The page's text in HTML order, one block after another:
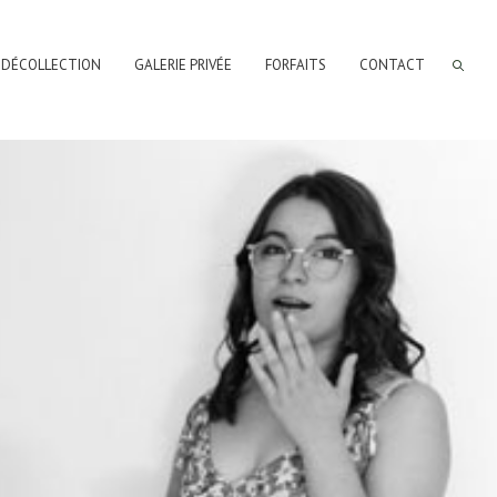
GALERIE PRIVÉE FORFAITS CONTACT